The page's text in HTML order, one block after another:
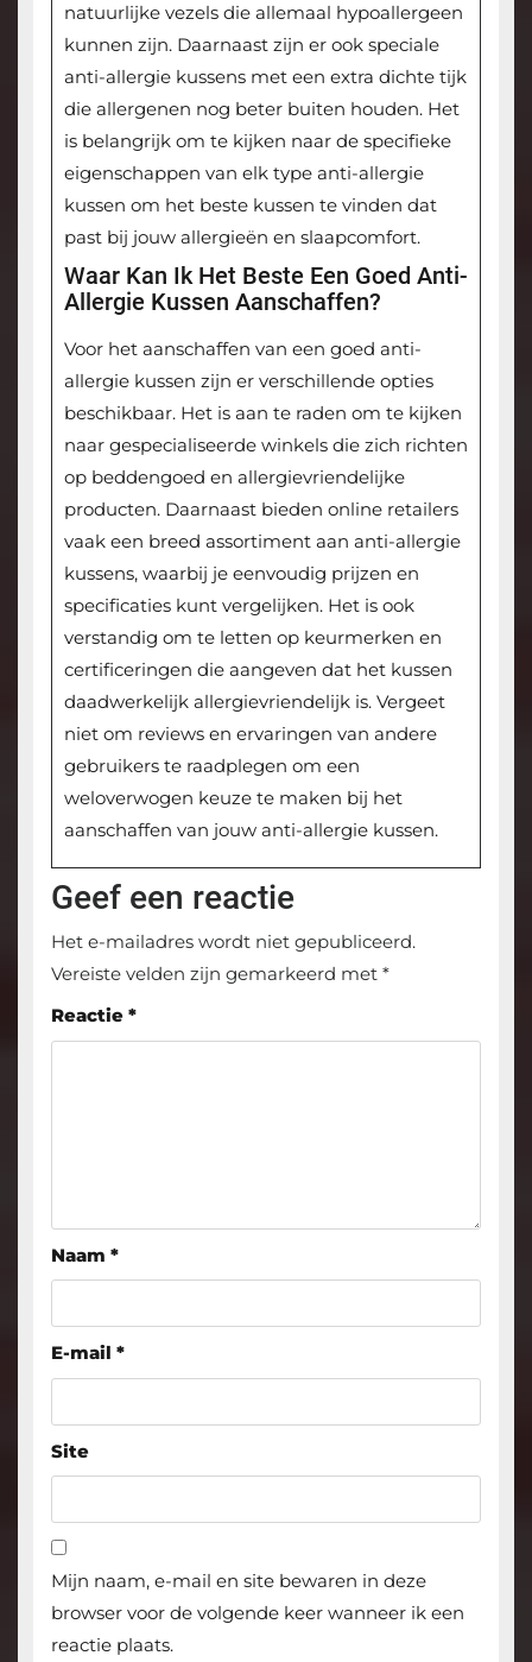
natuurlijke vezels die allemaal hypoallergeen
kunnen zijn. Daarnaast zijn er ook speciale
anti-allergie kussens met een extra dichte tijk
die allergenen nog beter buiten houden. Het
is belangrijk om te kijken naar de specifieke
eigenschappen van elk type anti-allergie
kussen om het beste kussen te vinden dat
past bij jouw allergieën en slaapcomfort.
Waar Kan Ik Het Beste Een Goed Anti-
Allergie Kussen Aanschaffen?
Voor het aanschaffen van een goed anti-
allergie kussen zijn er verschillende opties
beschikbaar. Het is aan te raden om te kijken
naar gespecialiseerde winkels die zich richten
op beddengoed en allergievriendelijke
producten. Daarnaast bieden online retailers
vaak een breed assortiment aan anti-allergie
kussens, waarbij je eenvoudig prijzen en
specificaties kunt vergelijken. Het is ook
verstandig om te letten op keurmerken en
certificeringen die aangeven dat het kussen
daadwerkelijk allergievriendelijk is. Vergeet
niet om reviews en ervaringen van andere
gebruikers te raadplegen om een
weloverwogen keuze te maken bij het
aanschaffen van jouw anti-allergie kussen.
Geef een reactie
Het e-mailadres wordt niet gepubliceerd.
Vereiste velden zijn gemarkeerd met *
Reactie *
Naam *
E-mail *
Site
Mijn naam, e-mail en site bewaren in deze
browser voor de volgende keer wanneer ik een
reactie plaats.